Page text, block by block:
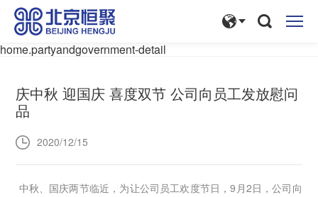
home.partyandgovernment-detail
庆中秋 迎国庆 喜度双节 公司向员工发放慰问
品
2020/12/15
中秋、国庆两节临近，为让公司员工欢度节日，9月2日，公司向